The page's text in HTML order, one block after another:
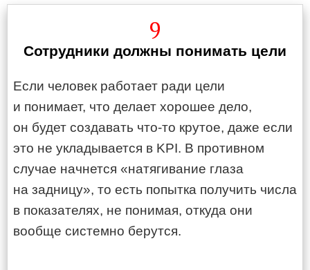
9
Сотрудники должны понимать цели
Если человек работает ради цели
и понимает, что делает хорошее дело,
он будет создавать что-то крутое, даже если
это не укладывается в KPI. В противном
случае начнется «натягивание глаза
на задницу», то есть попытка получить числа
в показателях, не понимая, откуда они
вообще системно берутся.